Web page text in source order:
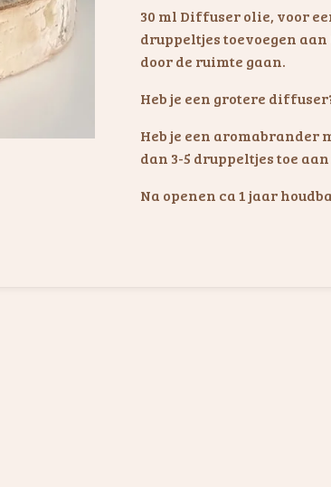
30 ml Diffuser olie, voor
druppeltjes toevoegen
door de ruimte gaan.
Heb je een grotere
Heb je een aromabrander
dan 3-5 druppeltjes toe
Na openen ca 1 jaar